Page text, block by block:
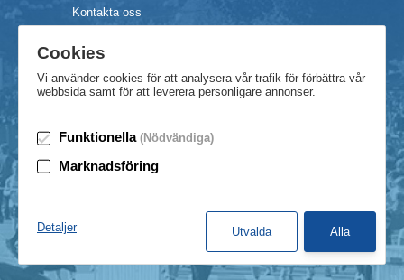
Cookies
Vi använder cookies för att analysera vår trafik för förbättra vår
webbsida samt för att leverera personligare annonser.
Funktionella (Nödvändiga)
Marknadsföring
Detaljer
Kontakta oss
Villkor
Cookies